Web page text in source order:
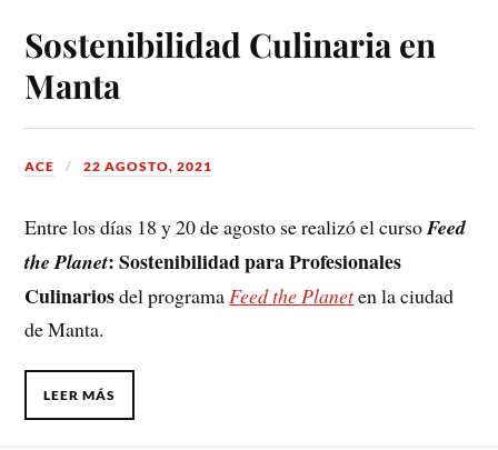
Sostenibilidad Culinaria en
Manta
ACE 22 AGOSTO, 2021
Entre los días 18 y 20 de agosto se realizó el cursoFeed
the Planet: Sostenibilidad para Profesionales
Culinariosdel programaFeed the Planeten la ciudad
de Manta.
LEER MÁS